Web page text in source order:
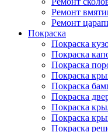
Ремонт
Ремонт
Покраска
Покраска
Покраска
Покраска
Покраска
Покраска
Покраска
Покраска
Покраска
Покраска